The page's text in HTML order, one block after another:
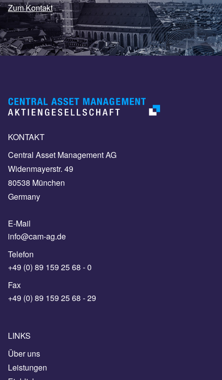
Zum Kontakt
KONTAKT
Central Asset Management AG
Widenmayerstr. 49
80538 München
Germany
E-Mail
info@cam-ag.de
Telefon
+49 (0) 89 159 25 68 - 0
Fax
+49 (0) 89 159 25 68 - 29
LINKS
Über uns
Leistungen